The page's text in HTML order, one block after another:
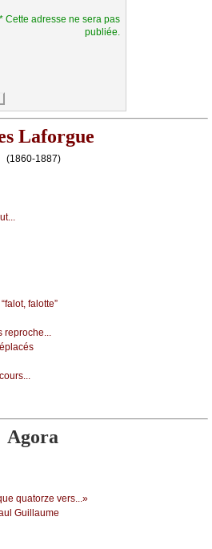
* Cette adresse ne sera pas
publiée.
Laforgue
(1860-1887)
fаlоttе”
rеprосhе...
Agora
quаtоrzе vеrs...»
Guillаumе